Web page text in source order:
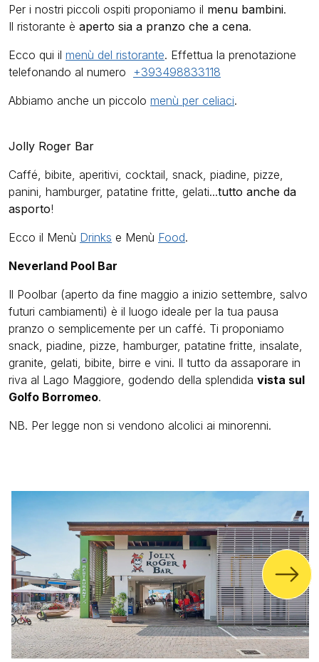
Per i nostri piccoli ospiti proponiamo il menu bambini.
Il ristorante è aperto sia a pranzo che a cena.
Ecco qui il menù del ristorante. Effettua la prenotazione
telefonando al numero +393498833118
Abbiamo anche un piccolo menù per celiaci.
Jolly Roger Bar
Caffé, bibite, aperitivi, cocktail, snack, piadine, pizze,
panini, hamburger, patatine fritte, gelati...tutto anche da
asporto!
Ecco il Menù Drinks e Menù Food.
Neverland Pool Bar
Il Poolbar (aperto da fine maggio a inizio settembre, salvo
futuri cambiamenti) è il luogo ideale per la tua pausa
pranzo o semplicemente per un caffé. Ti proponiamo
snack, piadine, pizze, hamburger, patatine fritte, insalate,
granite, gelati, bibite, birre e vini. Il tutto da assaporare in
riva al Lago Maggiore, godendo della splendida vista sul
Golfo Borromeo.
NB. Per legge non si vendono alcolici ai minorenni.